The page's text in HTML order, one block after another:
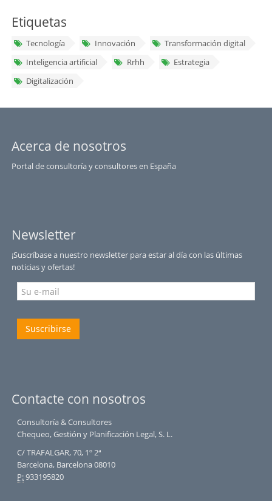
Etiquetas
Tecnología Innovación
Transformación digital
Inteligencia artificial
Rrhh
Estrategia
Digitalización
Acerca de nosotros
Portal de consultoría y consultores en España
Newsletter
¡Suscríbase a nuestro newsletter para estar al día con las últimas
noticias y ofertas!
Suscribirse
Contacte con nosotros
Consultoría & Consultores
Chequeo, Gestión y Planificación Legal, S. L.
C/ TRAFALGAR, 70, 1º 2ª
Barcelona, Barcelona 08010
P:933195820